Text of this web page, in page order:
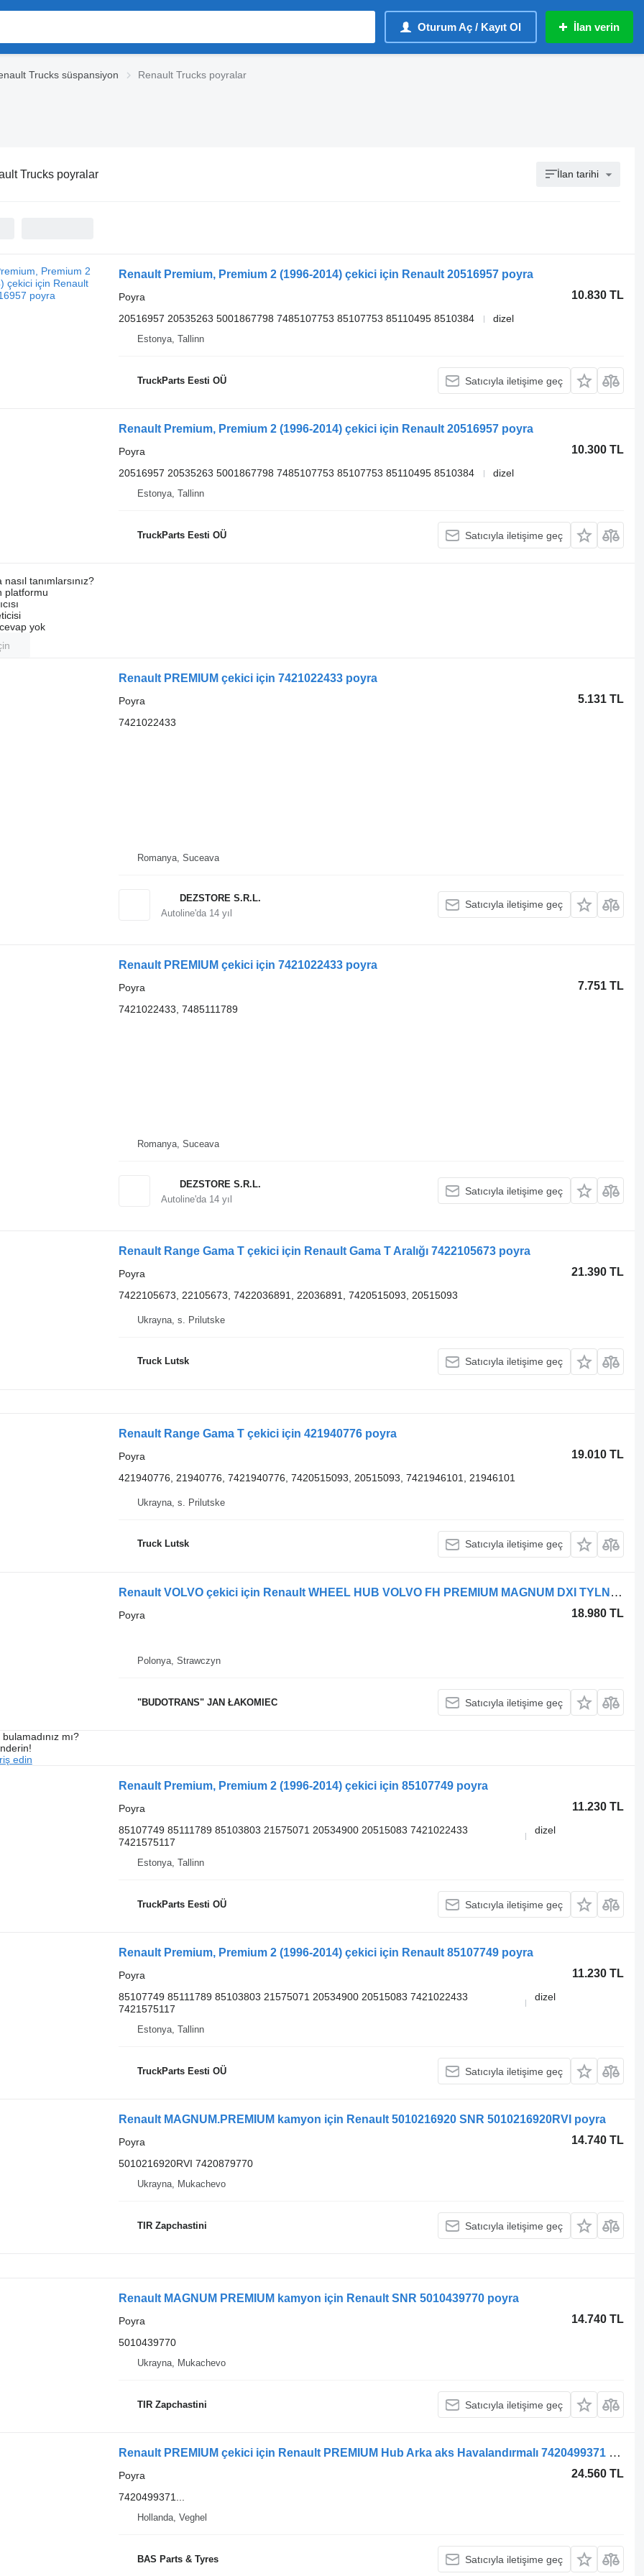
Oturum Aç / Kayıt Ol İlan verin
Trucks süspansiyon Renault Trucks poyralar
Trucks poyralar İlan tarihi
Renault Premium, Premium 2 (1996-2014) çekici için Renault 20516957 poyra
10.830 TL
Poyra
20516957 20535263 5001867798 7485107753 85107753 85110495 8510384
dizel
Estonya, Tallinn
TruckParts Eesti OÜ Satıcıyla iletişime geç
Renault Premium, Premium 2 (1996-2014) çekici için Renault 20516957 poyra
10.300 TL
Poyra
20516957 20535263 5001867798 7485107753 85107753 85110495 8510384
dizel
Estonya, Tallinn
TruckParts Eesti OÜ Satıcıyla iletişime geç
nasıl tanımlarsınız?
platformu
yok
Renault PREMIUM çekici için 7421022433 poyra
5.131 TL
Poyra
7421022433
Romanya, Suceava
DEZSTORE S.R.L.
Autoline'da 14yıl
Satıcıyla iletişime geç
Renault PREMIUM çekici için 7421022433 poyra
7.751 TL
Poyra
7421022433, 7485111789
Romanya, Suceava
DEZSTORE S.R.L.
Autoline'da 14yıl
Satıcıyla iletişime geç
Renault Range Gama T çekici için Renault Gama T Aralığı 7422105673 poyra
21.390 TL
Poyra
7422105673, 22105673, 7422036891, 22036891, 7420515093, 20515093
Ukrayna, s. Prilutske
Truck Lutsk Satıcıyla iletişime geç
Renault Range Gama T çekici için 421940776 poyra
19.010 TL
Poyra
421940776, 21940776, 7421940776, 7420515093, 20515093, 7421946101, 21946101
Ukrayna, s. Prilutske
Truck Lutsk Satıcıyla iletişime geç
Renault VOLVO çekici için Renault WHEEL HUB VOLVO FH PREMIUM MAGNUM DXI TYLNA poyra
18.980 TL
Poyra
Polonya, Strawczyn
"BUDOTRANS" JAN ŁAKOMIEC Satıcıyla iletişime geç
mı?
edin
Renault Premium, Premium 2 (1996-2014) çekici için 85107749 poyra
11.230 TL
Poyra
85107749 85111789 85103803 21575071 20534900 20515083 7421022433
7421575117
dizel
Estonya, Tallinn
TruckParts Eesti OÜ Satıcıyla iletişime geç
Renault Premium, Premium 2 (1996-2014) çekici için Renault 85107749 poyra
11.230 TL
Poyra
85107749 85111789 85103803 21575071 20534900 20515083 7421022433
7421575117
dizel
Estonya, Tallinn
TruckParts Eesti OÜ Satıcıyla iletişime geç
Renault MAGNUM.PREMIUM kamyon için Renault 5010216920 SNR 5010216920RVI poyra
14.740 TL
Poyra
5010216920RVI 7420879770
Ukrayna, Mukachevo
TIR Zapchastini Satıcıyla iletişime geç
Renault MAGNUM PREMIUM kamyon için Renault SNR 5010439770 poyra
14.740 TL
Poyra
5010439770
Ukrayna, Mukachevo
TIR Zapchastini Satıcıyla iletişime geç
Renault PREMIUM çekici için Renault PREMIUM Hub Arka aks Havalandırmalı 7420499371 poyra
24.560 TL
Poyra
7420499371...
Hollanda, Veghel
BAS Parts & Tyres Satıcıyla iletişime geç